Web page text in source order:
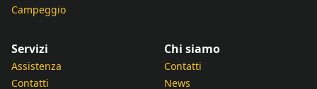
Campeggio
Servizi
Assistenza
Contatti
Chi siamo
Contatti
News